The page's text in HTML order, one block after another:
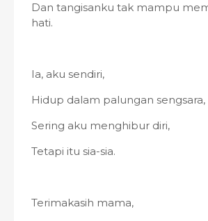
Dan tangisanku tak mampu
hati.
Ia, aku sendiri,
Hidup dalam palungan sengsara,
Sering aku menghibur diri,
Tetapi itu sia-sia.
Terimakasih mama,